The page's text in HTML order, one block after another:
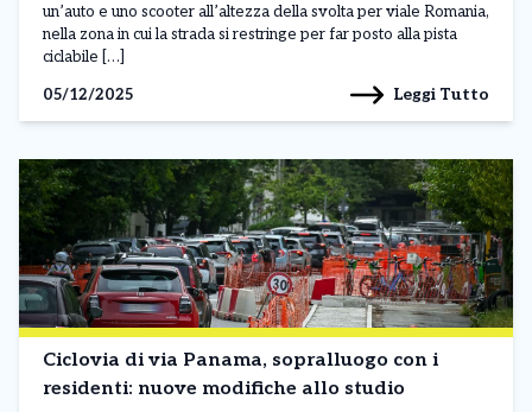
un’auto e uno scooter all’altezza della svolta per viale Romania,
nella zona in cui la strada si restringe per far posto alla pista
ciclabile […]
05/12/2025
Leggi Tutto
Ciclovia di via Panama, sopralluogo con i
residenti: nuove modifiche allo studio